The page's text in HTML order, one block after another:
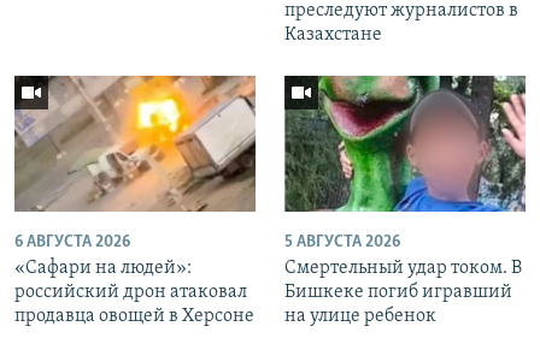
преследуют журналистов в
Казахстане
6 АВГУСТА 2026
«Cафари на людей»:
российский дрон атаковал
продавца овощей в Херсоне
5 АВГУСТА 2026
Смертельный удар током. В
Бишкеке погиб игравший
на улице ребенок